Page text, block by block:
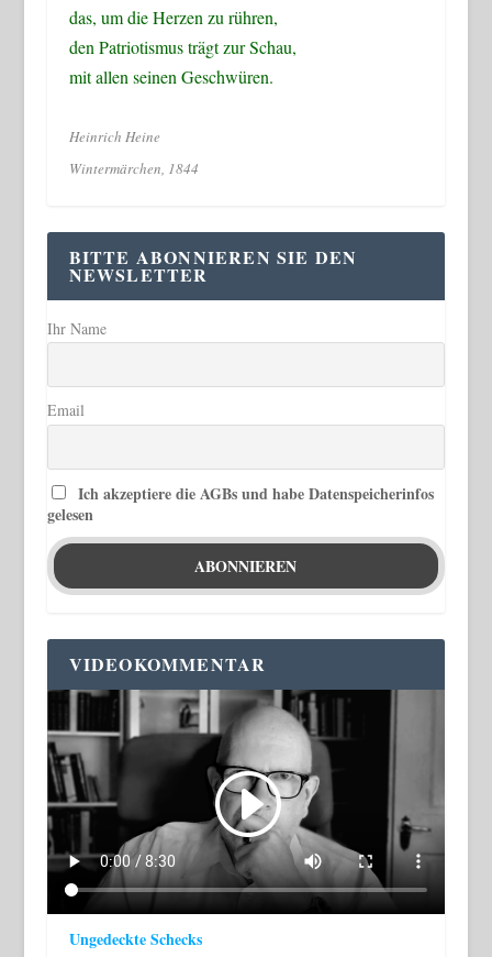
das, um die Herzen zu rühren,
den Patriotismus trägt zur Schau,
mit allen seinen Geschwüren.
Heinrich Heine
Wintermärchen, 1844
BITTE ABONNIEREN SIE DEN
NEWSLETTER
Ihr Name
Email
Ich akzeptiere die AGBs und habe Datenspeicherinfos
gelesen
VIDEOKOMMENTAR
Ungedeckte Schecks